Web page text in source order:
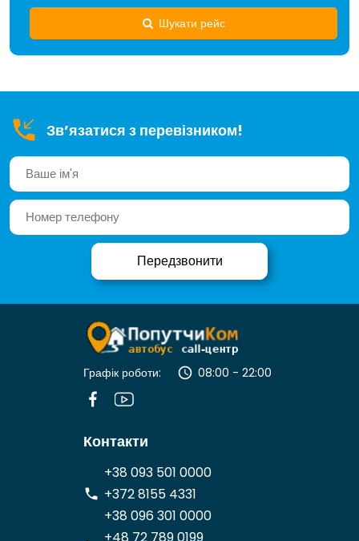
Шукати рейс
Зв’язатися з перевізником!
Графік роботи: 08:00 - 22:00
Контакти
+38 093 501 0000
+372 8155 4331
+38 096 301 0000
+48 72 789 0199